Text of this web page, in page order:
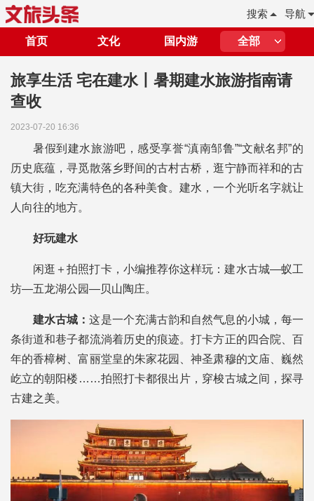
导航
搜索
首页 文化 国内游 全部
旅享生活 宅在建水丨暑期建水旅游指南请
查收
2023-07-20 16:36
暑假到建水旅游吧，感受享誉“滇南邹鲁”“文献名邦”的
历史底蕴，寻觅散落乡野间的古村古桥，逛宁静而祥和的古
镇大街，吃充满特色的各种美食。建水，一个光听名字就让
人向往的地方。
好玩建水
闲逛＋拍照打卡，小编推荐你这样玩：建水古城—蚁工
坊—五龙湖公园—贝山陶庄。
建水古城：这是一个充满古韵和自然气息的小城，每一
条街道和巷子都流淌着历史的痕迹。打卡方正的四合院、百
年的香樟树、富丽堂皇的朱家花园、神圣肃穆的文庙、巍然
屹立的朝阳楼……拍照打卡都很出片，穿梭古城之间，探寻
古建之美。